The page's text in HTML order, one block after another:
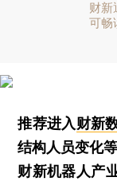
财新
可畅
推荐进入财新
结构人员变化
财新机器人产